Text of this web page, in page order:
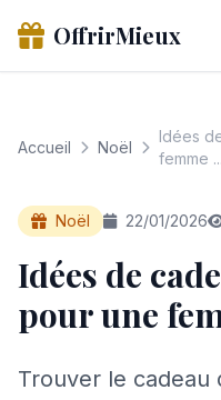
OffrirMieux
Accueil Noël
Idées
femme ...
Noël 22/01/2026
Idées de
pour une
Trouver le